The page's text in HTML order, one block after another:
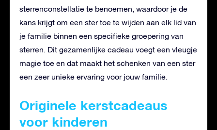
sterrenconstellatie te benoemen, waardoor je de
kans krijgt om een ster toe te wijden aan elk lid van
je familie binnen een specifieke groepering van
sterren. Dit gezamenlijke cadeau voegt een vleugje
magie toe en dat maakt het schenken van een ster
een zeer unieke ervaring voor jouw familie.
Originele kerstcadeaus
voor kinderen